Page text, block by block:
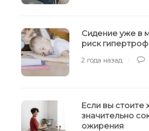
Сидение уже в
риск
2 года назад
Если вы стоите
значительно
ожирения